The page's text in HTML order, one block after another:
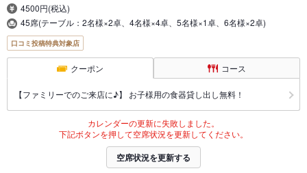
4500円(税込)
45席(テーブル：2名様×2卓、4名様×4卓、5名様×1卓、6名様×2卓)
口コミ投稿特典対象店
クーポン コース
【ファミリーでのご来店に♪】 お子様用の食器貸し出し無料！
カレンダーの更新に失敗しました。
下記ボタンを押して空席状況を更新してください。
空席状況を更新する